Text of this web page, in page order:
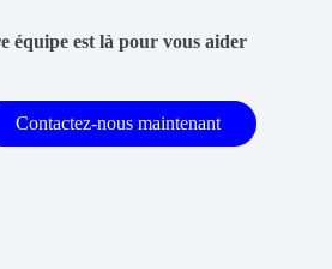
équipe est là pour vous aider
Contactez-nous maintenant